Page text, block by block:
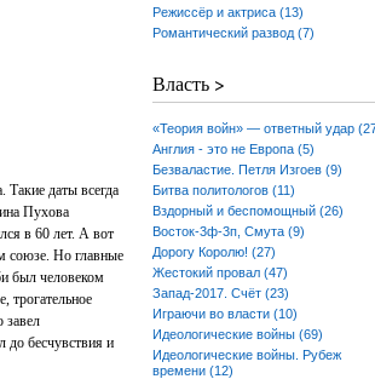
даты всегда
Пухова
в 60 лет. А вот
союзе. Но главные
был человеком
трогательное
завел
до бесчувствия и
Режиссёр и актриса (13)
Романтический развод (7)
Власть >
«Теория войн» — ответный удар
Англия - это не Европа (5)
Безваластие. Петля Изгоев (9)
Битва политологов (11)
Вздорный и беспомощный (26)
Восток-3ф-3п, Смута (9)
Дорогу Королю! (27)
Жестокий провал (47)
Запад-2017. Счёт (23)
Играючи во власти (10)
Идеологические войны (69)
Идеологические войны. Рубеж
времени (12)